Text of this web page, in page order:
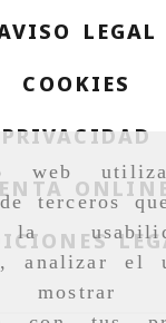
web
terceros
la
analizar el
LEGAL
COOKIES
PRIVACIDAD